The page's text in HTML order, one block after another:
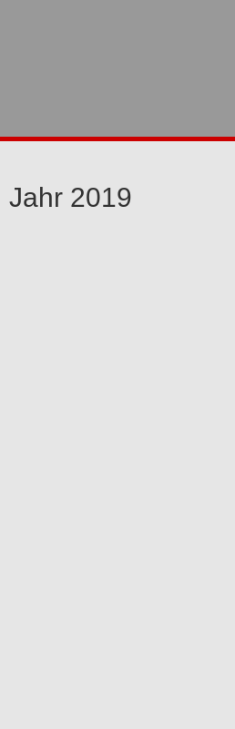
Jahr 2019